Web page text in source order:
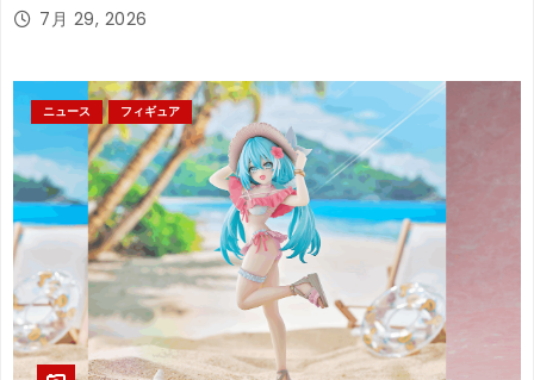
7月 29, 2026
ニュース フィギュア